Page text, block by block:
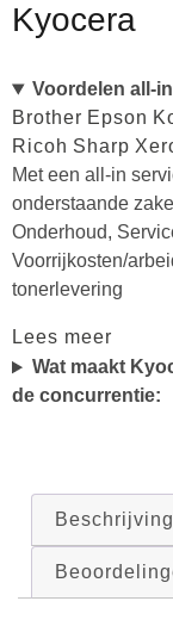
Kyocera
Voordelen all-
Brother Epson
Ricoh Sharp
Met een all-in
onderstaande
Onderhoud,
Voorrijkosten/
tonerlevering
Lees meer
Wat maakt
de concurrentie:
Beschrijving